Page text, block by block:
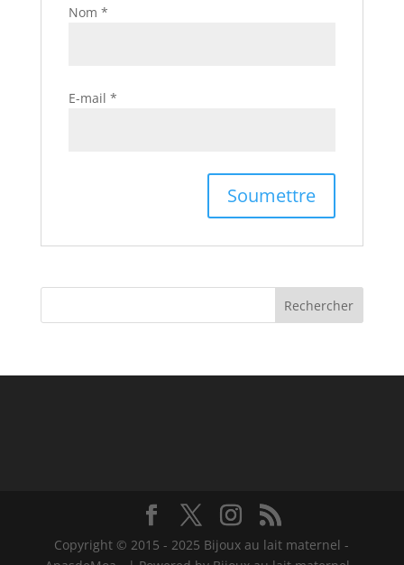
Nom *
E-mail *
Copyright © 2015 - 2025 Bijoux au lait maternel -